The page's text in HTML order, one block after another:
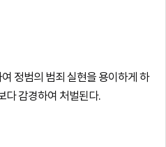
정범의 범죄 실현을 용이하게 하
다 감경하여 처벌된다.